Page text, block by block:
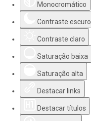
Monocromático
Contraste escuro
Contraste claro
Saturação baixa
Saturação alta
Destacar links
Destacar títulos